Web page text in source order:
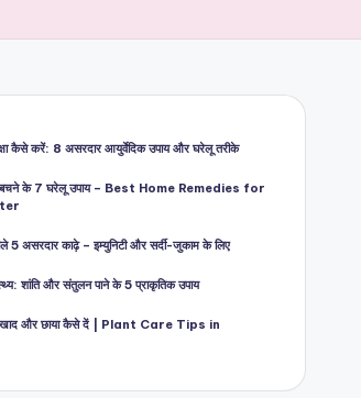
कैसे करें: 8 असरदार आयुर्वेदिक उपाय और घरेलू तरीके
से बचने के 7 घरेलू उपाय – Best Home Remedies for
5 असरदार काढ़े – इम्युनिटी और सर्दी-जुकाम के लिए
शांति और संतुलन पाने के 5 प्राकृतिक उपाय
खाद और छाया कैसे दें | Plant Care Tips in